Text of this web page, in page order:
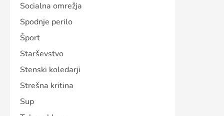
Socialna omrežja
Spodnje perilo
Šport
Starševstvo
Stenski koledarji
Strešna kritina
Sup